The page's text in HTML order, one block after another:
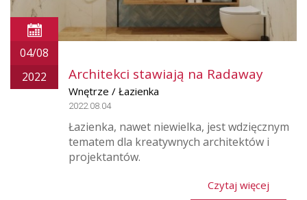
04/08
2022
Architekci stawiają na Radaway
Wnętrze / Łazienka
2022.08.04
Łazienka, nawet niewielka, jest wdzięcznym
tematem dla kreatywnych architektów i
projektantów.
Czytaj więcej